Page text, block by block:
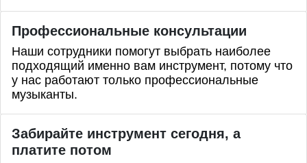
Профессиональные консультации
Наши сотрудники помогут выбрать наиболее
подходящий именно вам инструмент, потому что
у нас работают только профессиональные
музыканты.
Забирайте инструмент сегодня, а
платите потом